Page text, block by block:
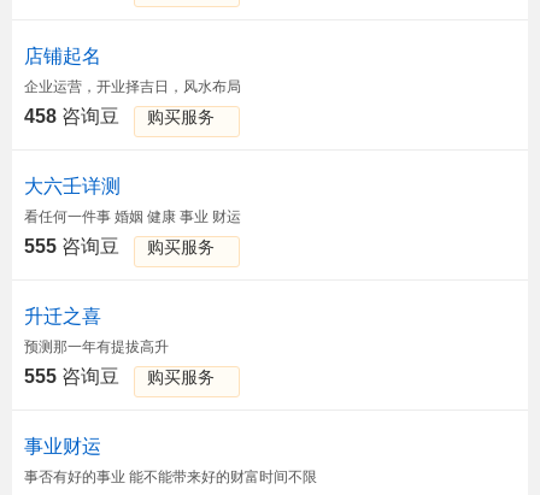
店铺起名
企业运营，开业择吉日，风水布局
458 咨询豆 购买服务
大六壬详测
看任何一件事 婚姻 健康 事业 财运
555 咨询豆 购买服务
升迁之喜
预测那一年有提拔高升
555 咨询豆 购买服务
事业财运
事否有好的事业 能不能带来好的财富时间不限